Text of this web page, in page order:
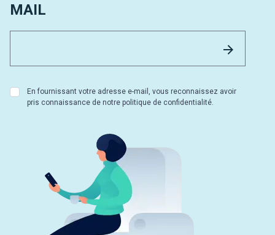
MAIL
En fournissant votre adresse e-mail, vous reconnaissez avoir
pris connaissance de notre politique de confidentialité.